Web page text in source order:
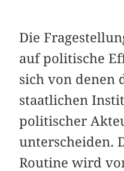
Die
auf politische
sich von denen
staatlichen
politischer
unterscheiden.
Routine wird